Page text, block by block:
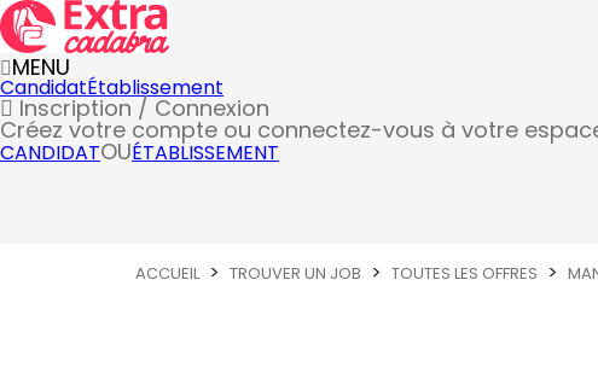
MENU
CandidatÉtablissement
Inscription / Connexion
Créez votre compte ou connectez-vous à votre
CANDIDATOUÉTABLISSEMENT
ACCUEIL TROUVER UN JOB TOUTES LES OFFRES